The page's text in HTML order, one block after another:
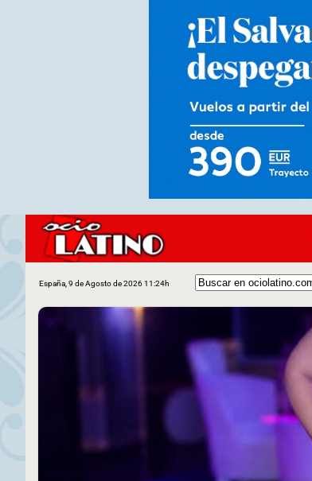
España, 9 de Agosto de 2026 11:24h